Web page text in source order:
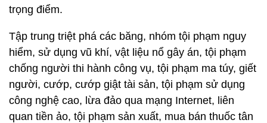
trọng điểm.
Tập trung triệt phá các băng, nhóm tội phạm nguy
hiểm, sử dụng vũ khí, vật liệu nổ gây án, tội phạm
chống người thi hành công vụ, tội phạm ma túy, giết
người, cướp, cướp giật tài sản, tội phạm sử dụng
công nghệ cao, lừa đảo qua mạng Internet, liên
quan tiền ảo, tội phạm sản xuất, mua bán thuốc tân